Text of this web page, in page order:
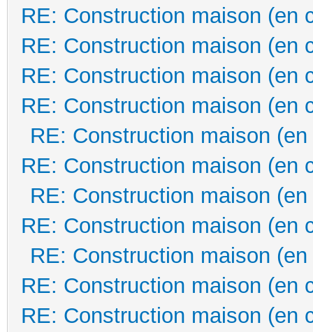
RE: Construction maison (en
RE: Construction maison (en
RE: Construction maison (en
RE: Construction maison (en
RE: Construction maison
RE: Construction maison (en
RE: Construction maison
RE: Construction maison (en
RE: Construction maison
RE: Construction maison (en
RE: Construction maison (en